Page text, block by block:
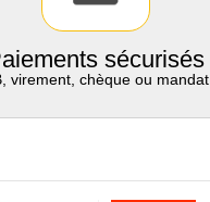
sécurisés
virement, chèque ou mandat